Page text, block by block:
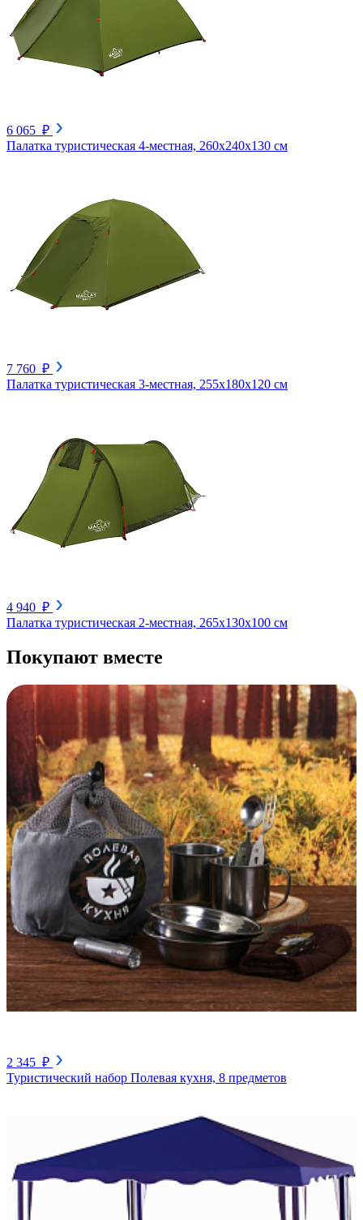
6 065 ₽
Палатка туристическая 4-местная, 260х240х130 см
7 760 ₽
Палатка туристическая 3-местная, 255х180х120 см
4 940 ₽
Палатка туристическая 2-местная, 265х130х100 см
Покупают вместе
2 345 ₽
Туристический набор Полевая кухня, 8 предметов